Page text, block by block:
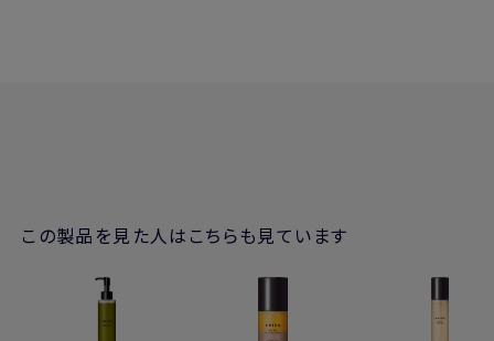
この製品を見た人はこちらも見ています